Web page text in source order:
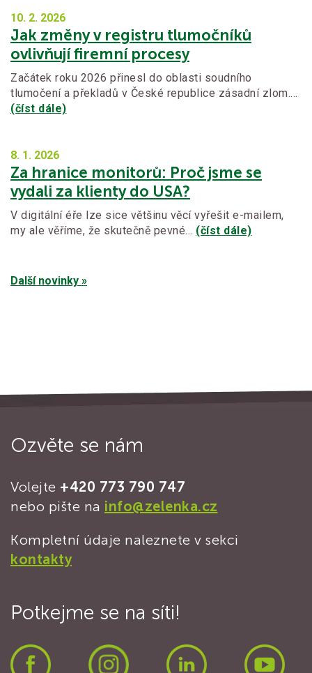
10. 2. 2026
Jak změny v registru tlumočníků
ovlivňují firemní procesy
Začátek roku 2026 přinesl do oblasti soudního
tlumočení a překladů v České republice zásadní zlom.…
(číst dále)
8. 1. 2026
Za hranice monitorů: Proč jsme se
vydali za klienty do USA?
V digitální éře lze sice většinu věcí vyřešit e-mailem,
my ale věříme, že skutečně pevné… (číst dále)
Další novinky »
Ozvěte se nám
Volejte +420 773 790 747
nebo pište na info@zelenka.cz
Kompletní údaje naleznete v sekci
kontakty
Potkejme se na síti!